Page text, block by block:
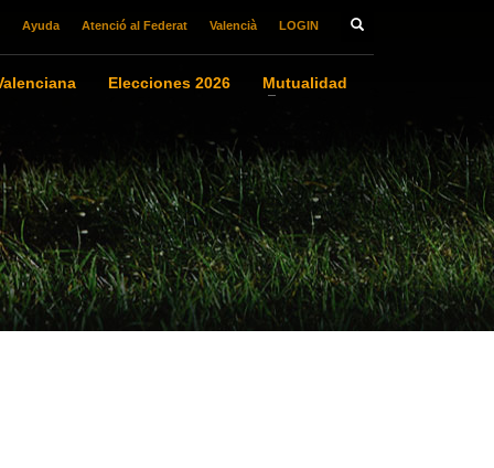
Ayuda Atenció al Federat Valencià LOGIN
Elecciones 2026 Mutualidad